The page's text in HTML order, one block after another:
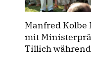
Manfred Kolbe
mit
Tillich